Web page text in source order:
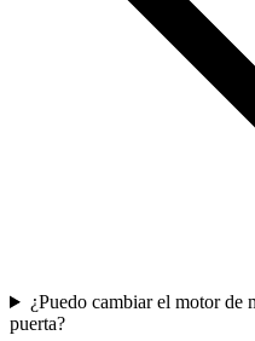
¿Puedo cambiar el motor de
puerta?